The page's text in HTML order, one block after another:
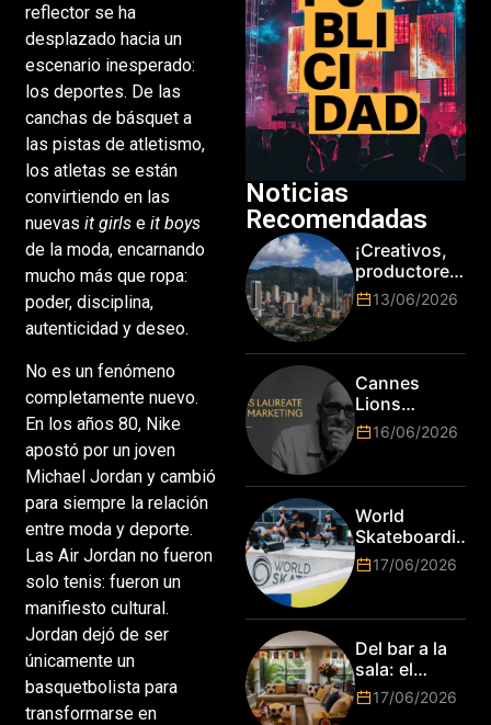
reflector se ha
desplazado hacia un
escenario inesperado:
los deportes. De las
canchas de básquet a
las pistas de atletismo,
los atletas se están
convirtiendo en las
nuevas it girlse it boys
de la moda, encarnando
mucho más que ropa:
poder, disciplina,
autenticidad y deseo.
No es un fenómeno
completamente nuevo.
En los años 80, Nike
apostó por un joven
Michael Jordan y cambió
para siempre la relación
entre moda y deporte.
Las Air Jordan no fueron
solo tenis: fueron un
manifiesto cultural.
Jordan dejó de ser
únicamente un
basquetbolista para
transformarse en
Noticias
Recomendadas
¡Creativos,
productores
y cracks de
la tecnología
es hora de
subir de
nivel! Las
marcas más
top del
13/06/2026
Cannes
Lions
anuncia a
Jim Stengel
primer Lions
Laureate for
Marketing
16/06/2026
World
Skateboarding
Tour:
¡Resultados
Mundo de
Park de Roma
2026!
17/06/2026
Del bar a la
sala: el
Mundial
2026 vuelve
17/06/2026